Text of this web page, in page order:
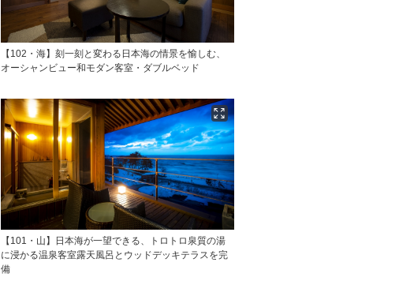
【102・海】刻一刻と変わる日本海の情景を愉しむ、
オーシャンビュー和モダン客室・ダブルベッド
【101・山】日本海が一望できる、トロトロ泉質の湯
に浸かる温泉客室露天風呂とウッドデッキテラスを完
備